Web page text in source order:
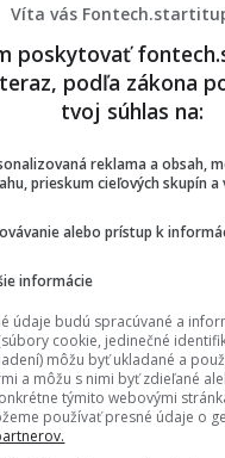
do svojich
Pridať ako Fontech,
kategórie:
že čítaš
alebo si našiel v
na
Víta vás
poskytovať
podľa zákona
tvoj súhlas na:
reklama a obsah,
prieskum cieľových skupín a
alebo prístup k
informácie
údaje budú spracúvané a
cookie, jedinečné
môžu byť ukladané a
a môžu s nimi byť zdieľané
týmito webovými
používať presné údaje o